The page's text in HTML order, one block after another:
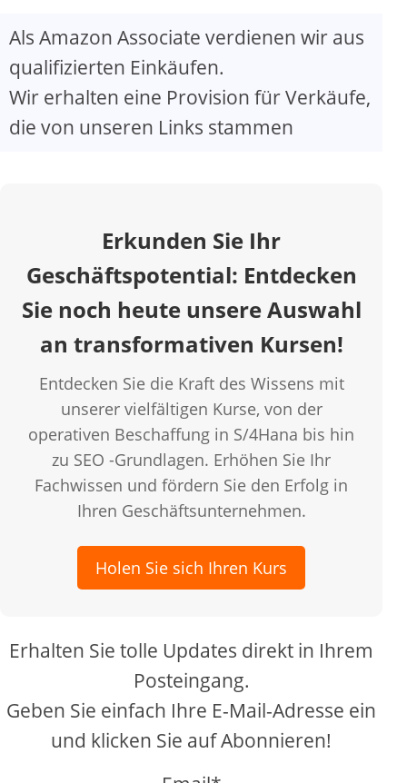
y
V
i
e
o
Als Amazon Associate verdienen wir aus
qualifizierten Einkäufen.
Wir erhalten eine Provision für Verkäufe,
die von unseren Links stammen
Erkunden Sie Ihr
Geschäftspotential: Entdecken
Sie noch heute unsere Auswahl
an transformativen Kursen!
Entdecken Sie die Kraft des Wissens mit
unserer vielfältigen Kurse, von der
operativen Beschaffung in S/4Hana bis hin
zu SEO -Grundlagen. Erhöhen Sie Ihr
Fachwissen und fördern Sie den Erfolg in
Ihren Geschäftsunternehmen.
Holen Sie sich Ihren Kurs
Erhalten Sie tolle Updates direkt in Ihrem
Posteingang.
Geben Sie einfach Ihre E-Mail-Adresse ein
und klicken Sie auf Abonnieren!